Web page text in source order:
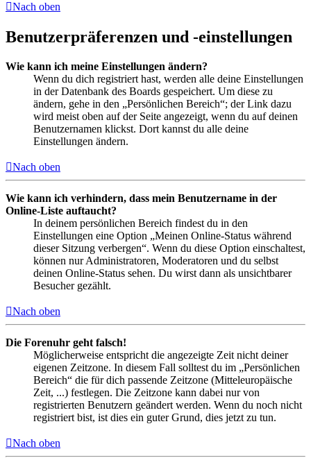
Nach oben
Benutzerpräferenzen und -einstellungen
Wie kann ich meine Einstellungen ändern?
Wenn du dich registriert hast, werden alle deine Einstellungen
in der Datenbank des Boards gespeichert. Um diese zu
ändern, gehe in den „Persönlichen Bereich“; der Link dazu
wird meist oben auf der Seite angezeigt, wenn du auf deinen
Benutzernamen klickst. Dort kannst du alle deine
Einstellungen ändern.
Nach oben
Wie kann ich verhindern, dass mein Benutzername in der
Online-Liste auftaucht?
In deinem persönlichen Bereich findest du in den
Einstellungen eine Option „Meinen Online-Status während
dieser Sitzung verbergen“. Wenn du diese Option einschaltest,
können nur Administratoren, Moderatoren und du selbst
deinen Online-Status sehen. Du wirst dann als unsichtbarer
Besucher gezählt.
Nach oben
Die Forenuhr geht falsch!
Möglicherweise entspricht die angezeigte Zeit nicht deiner
eigenen Zeitzone. In diesem Fall solltest du im „Persönlichen
Bereich“ die für dich passende Zeitzone (Mitteleuropäische
Zeit, ...) festlegen. Die Zeitzone kann dabei nur von
registrierten Benutzern geändert werden. Wenn du noch nicht
registriert bist, ist dies ein guter Grund, dies jetzt zu tun.
Nach oben